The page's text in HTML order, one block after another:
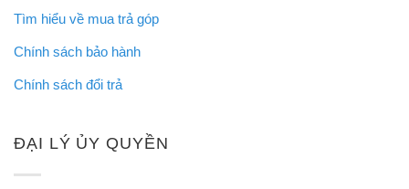
Tìm hiểu về mua trả góp
Chính sách bảo hành
Chính sách đổi trả
ĐẠI LÝ ỦY QUYỀN